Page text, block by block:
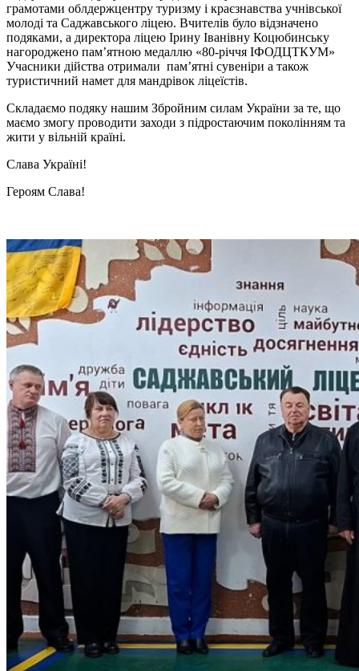
грамотами облдержцентру туризму і краєзнавства учнівської
молоді та Саджавського ліцею. Вчителів було відзначено
подяками, а директора ліцею Ірину Іванівну Коцюбинську
нагороджено пам’ятною медаллю «80-річчя ІФОДЦТКУМ»
Учасники дійства отримали пам’ятні сувеніри а також
туристичний намет для мандрівок ліцеїстів.
Складаємо подяку нашим Збройним силам України за те, що
маємо змогу проводити заходи з підростаючим поколінням та
жити у вільній країні.
Слава Україні!
Героям Слава!